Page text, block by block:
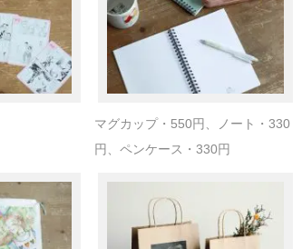
マグカップ・550円、ノート・330
円、ペンケース・330円